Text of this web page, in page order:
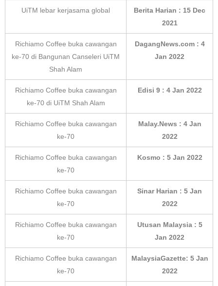
UiTM lebar kerjasama global
Berita Harian : 15 Dec
2021
Richiamo Coffee buka cawangan
ke-70 di Bangunan Canseleri UiTM
Shah Alam
DagangNews.com : 4
Jan 2022
Richiamo Coffee buka cawangan
ke-70 di UiTM Shah Alam
Edisi 9 : 4 Jan 2022
Richiamo Coffee buka cawangan
ke-70
Malay.News : 4 Jan
2022
Richiamo Coffee buka cawangan
ke-70
Kosmo : 5 Jan 2022
Richiamo Coffee buka cawangan
ke-70
Sinar Harian : 5 Jan
2022
Richiamo Coffee buka cawangan
ke-70
Utusan Malaysia : 5
Jan 2022
Richiamo Coffee buka cawangan
ke-70
MalaysiaGazette: 5 Jan
2022